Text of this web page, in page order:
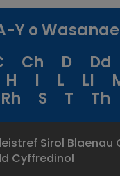
Y o
Ch D Dd
H I L Ll
Rh S T Th
Sirol Blaenau
Cyffredinol